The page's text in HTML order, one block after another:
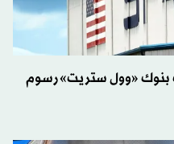
بنوك «وول ستريت» رسوم